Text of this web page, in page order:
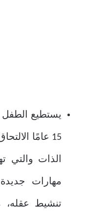
15 عامًا
الذات
مهارات
تنشيط عقله،